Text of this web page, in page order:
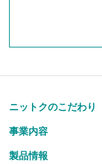
ニットクのこだわり
事業内容
製品情報